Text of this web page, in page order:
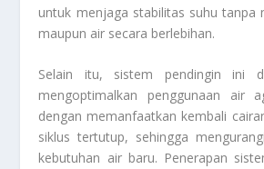
untuk menjaga stabilitas suhu tanpa
maupun air secara berlebihan.
Selain itu, sistem pendingin ini
mengoptimalkan penggunaan air
dengan memanfaatkan kembali
siklus tertutup, sehingga
kebutuhan air baru. Penerapan